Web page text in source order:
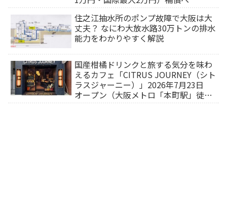
住之江抽水所のポンプ故障で大阪は大
丈夫？ なにわ大放水路30万トンの排水
能力をわかりやすく解説
国産柑橘ドリンクと旅する気分を味わ
えるカフェ「CITRUS JOURNEY（シト
ラスジャーニー）」2026年7月23日
オープン（大阪メトロ「本町駅」徒歩